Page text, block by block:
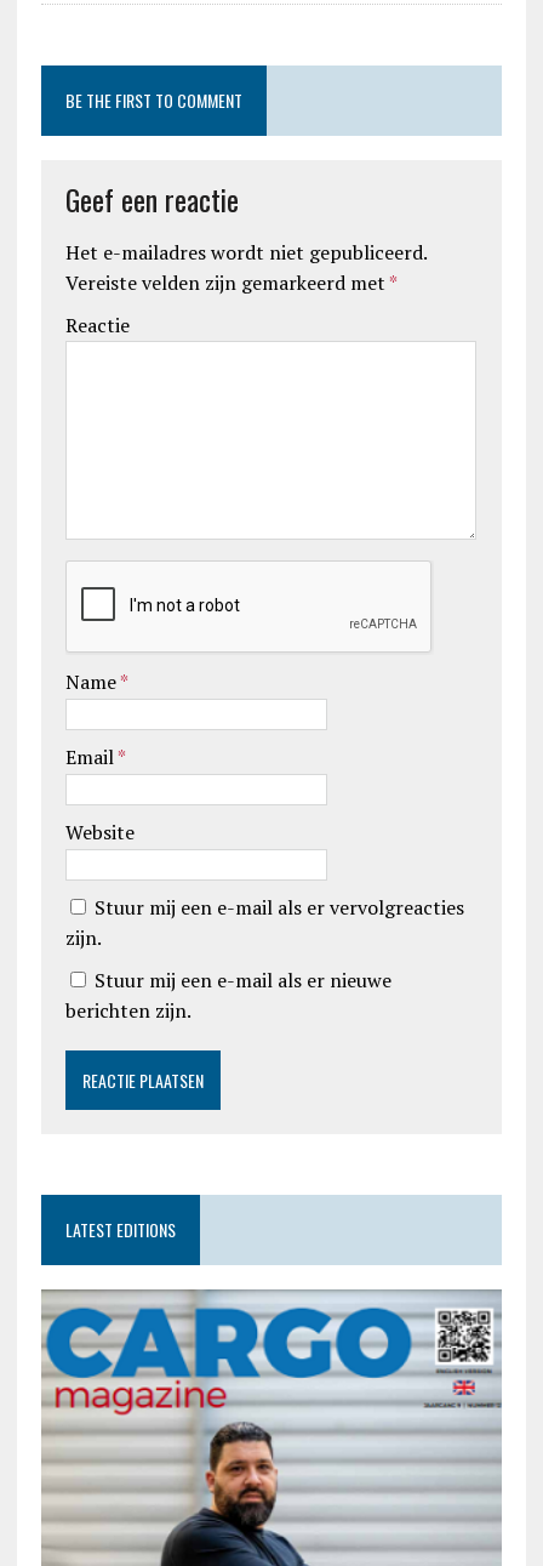
BE THE FIRST TO COMMENT
Geef een reactie
Het e-mailadres wordt niet gepubliceerd.
Vereiste velden zijn gemarkeerd met *
Reactie
Name*
Email*
Website
Stuur mij een e-mail als er vervolgreacties
zijn.
Stuur mij een e-mail als er nieuwe
berichten zijn.
LATEST EDITIONS